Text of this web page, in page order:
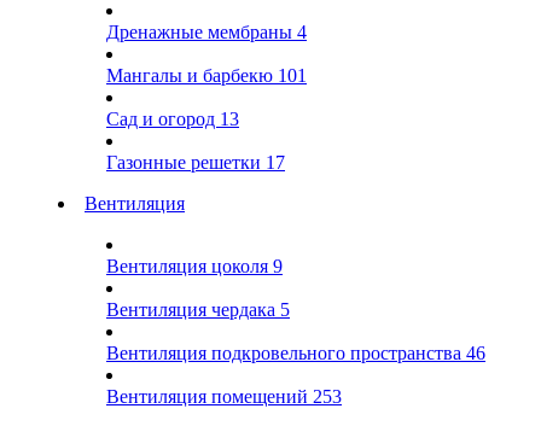
Дренажные мембраны 4
Мангалы и барбекю 101
Сад и огород 13
Газонные решетки 17
Вентиляция
Вентиляция цоколя 9
Вентиляция чердака 5
Вентиляция подкровельного пространства 46
Вентиляция помещений 253